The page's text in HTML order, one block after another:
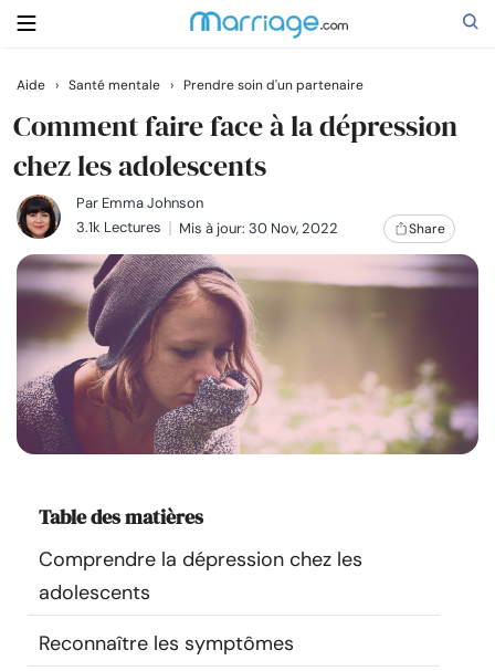
Rechercher
Se marier
Relations
Famille
Aide
Cours
Ressources
Communauté
Trouver un thérapeute
Aide › Santé mentale › Prendre soin d'un partenaire
Comment faire face à la dépression
chez les adolescents
Par Emma Johnson
3.1k Lectures
Mis à jour: 30 Nov, 2022 Share
Table des matières
Comprendre la dépression chez les
adolescents
Reconnaître les symptômes